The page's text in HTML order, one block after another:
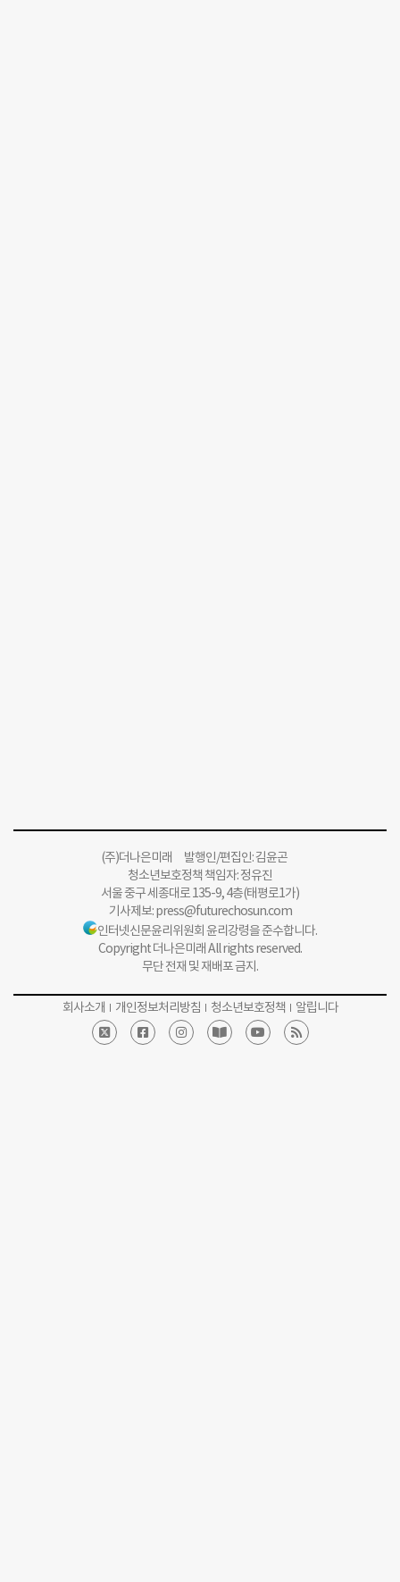
(주)더나은미래 발행인/편집인: 김윤곤
청소년보호정책 책임자: 정유진
서울 중구 세종대로 135-9, 4층(태평로1가)
기사제보:press@futurechosun.com
인터넷신문윤리위원회 윤리강령을 준수합니다.
Copyright 더나은미래 All rights reserved.
무단 전재 및 재배포 금지.
회사소개 개인정보처리방침 청소년보호정책 알립니다